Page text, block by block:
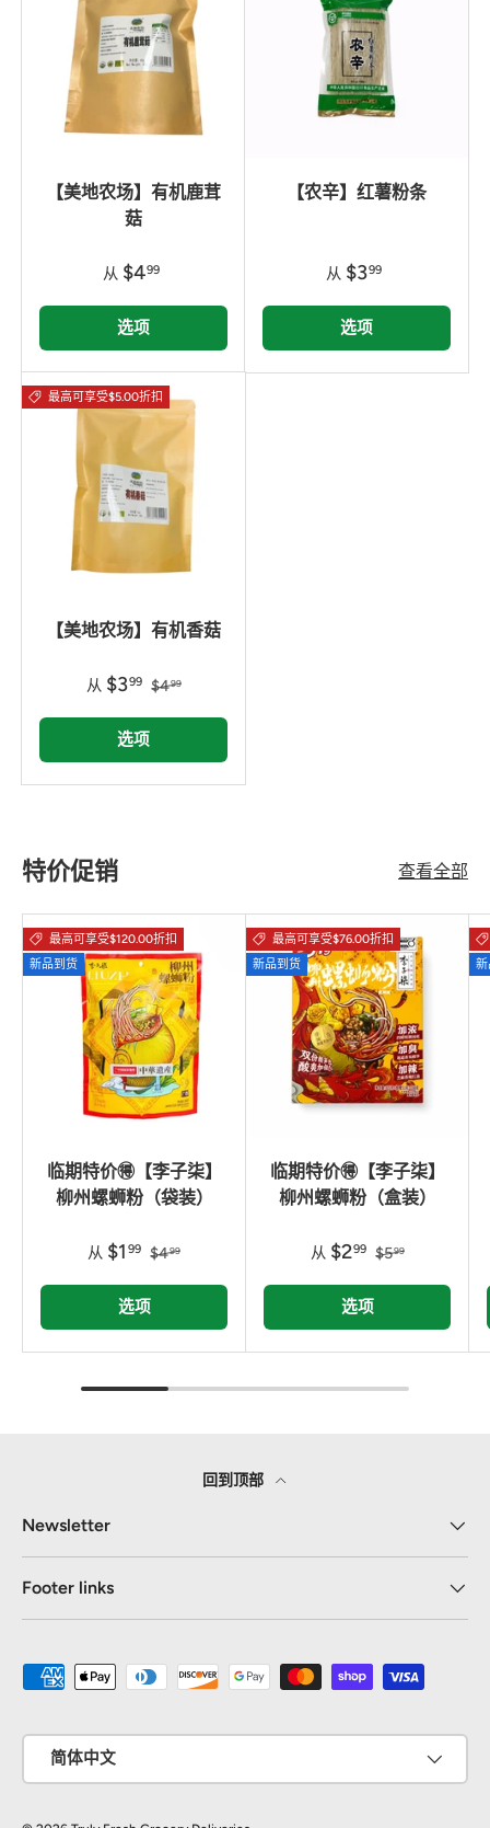
【美地农场】有机鹿茸
菇
从 $499
选项
【农辛】红薯粉条
从 $399
选项
最高可享受$5.00折扣
【美地农场】有机香菇
从 $399 $499
选项
特价促销 查看全部
最高可享受$120.00折扣
新品到货
临期特价🉐【李子柒】
柳州螺蛳粉（袋装）
从 $1 99 $499
选项
最高可享受$76.00折扣
新品到货
临期特价🉐【李子柒】
柳州螺蛳粉（盒装）
从 $299 $599
选项
新
回到顶部
Newsletter
Footer links
接受的付款方式
简体中文